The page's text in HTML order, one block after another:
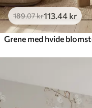
189.07kr113 .44 kr